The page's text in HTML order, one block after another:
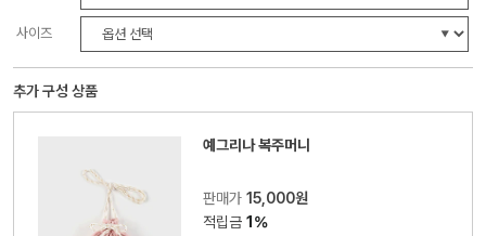
사이즈
추가 구성 상품
예그리나 복주머니
판매가15,000원
적립금1%